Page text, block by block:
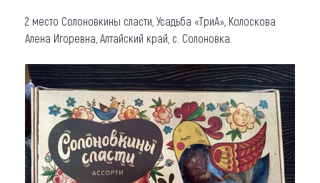
2 место Солоновкины сласти, Усадьба «ТриА», Колоскова
Алена Игоревна, Алтайский край, с. Солоновка.